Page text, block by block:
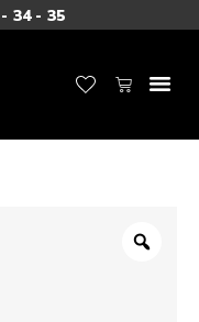
34 - 35